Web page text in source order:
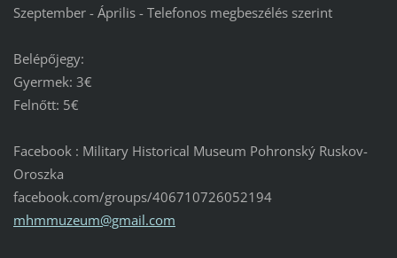
Szeptember - Április - Telefonos megbeszélés szerint
Belépőjegy:
Gyermek: 3€
Felnőtt: 5€
Facebook : Military Historical Museum Pohronský Ruskov-
Oroszka
facebook.com/groups/406710726052194
mhmmuzeum@gmail.com